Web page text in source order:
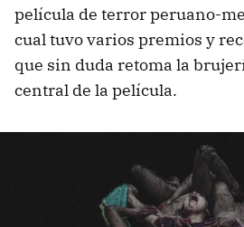
película de terror peruano-
cual tuvo varios premios y
que sin duda retoma la
central de la película.